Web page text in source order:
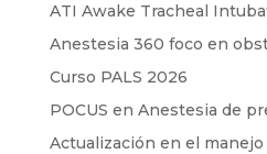
ATI Awake Tracheal
Anestesia 360 foco en
Curso PALS 2026
POCUS en Anestesia de
Actualización en el